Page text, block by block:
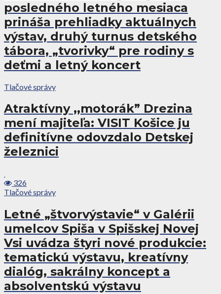
posledného letného mesiaca
prináša prehliadky aktuálnych
výstav, druhý turnus detského
tábora, „tvorivky“ pre rodiny s
deťmi a letný koncert
Tlačové správy
Atraktívny ,,motorák” Drezina
mení majiteľa: VISIT Košice ju
definitívne odovzdalo Detskej
železnici
326
Tlačové správy
Letné „štvorvýstavie“ v Galérii
umelcov Spiša v Spišskej Novej
Vsi uvádza štyri nové produkcie:
tematickú výstavu, kreatívny
dialóg, sakrálny koncept a
absolventskú výstavu